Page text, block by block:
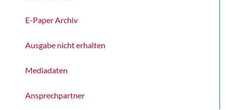
E-Paper Archiv
Ausgabe nicht erhalten
Mediadaten
Ansprechpartner